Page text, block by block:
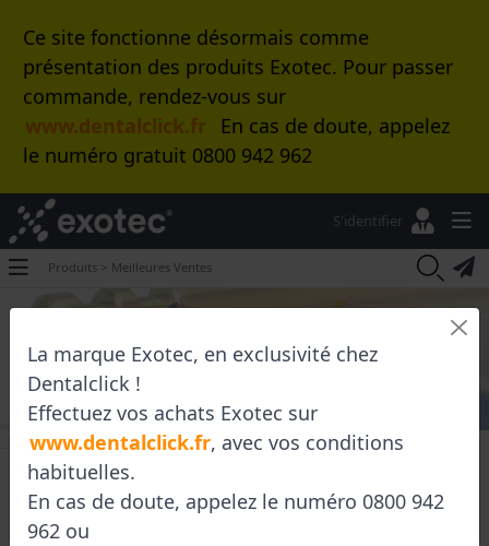
Ce site fonctionne désormais comme
présentation des produits Exotec. Pour passer
commande, rendez-vous sur
www.dentalclick.fr
En cas de doute, appelez
le numéro gratuit 0800 942 962
S'identifier
Produits > Meilleures Ventes
Je certifie être un professionnel de la santé bucco dentaire
Accéder au site
0
10 articles par page
La marque Exotec, en exclusivité chez
Dentalclick !
Effectuez vos achats Exotec sur
www.dentalclick.fr, avec vos conditions
habituelles.
En cas de doute, appelez le numéro 0800 942
962 ou